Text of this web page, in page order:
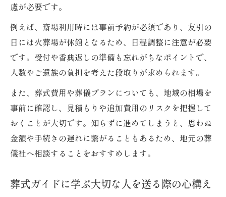
慮が必要です。
例えば、斎場利用時には事前予約が必須であり、友引の
日には火葬場が休館となるため、日程調整に注意が必要
です。受付や香典返しの準備も忘れがちなポイントで、
人数やご遺族の負担を考えた段取りが求められます。
また、葬式費用や葬儀プランについても、地域の相場を
事前に確認し、見積もりや追加費用のリスクを把握して
おくことが大切です。知らずに進めてしまうと、思わぬ
金額や手続きの遅れに繋がることもあるため、地元の葬
儀社へ相談することをおすすめします。
葬式ガイドに学ぶ大切な人を送る際の心構え